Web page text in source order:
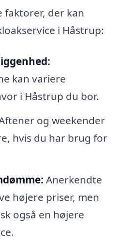
faktorer, der kan
i Håstrup:
kan variere
i Håstrup du bor.
og weekender
hvis du har brug for
Anerkendte
højere priser, men
også en højere